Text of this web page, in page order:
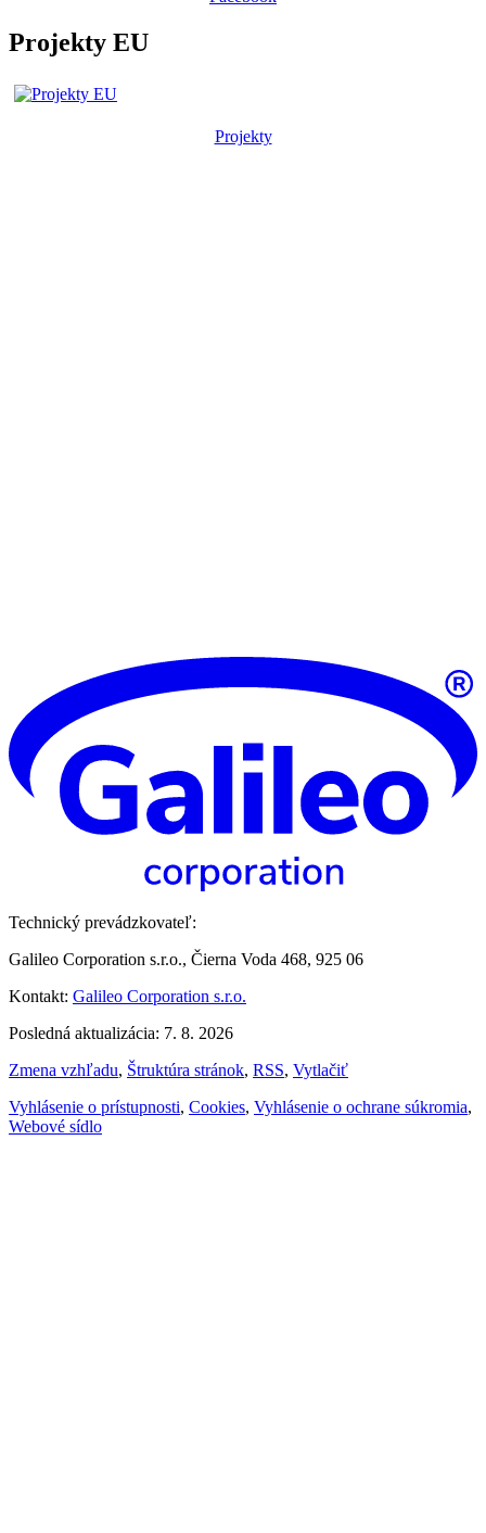
Projekty EU
Projekty
Technický prevádzkovateľ:
Galileo Corporation s.r.o., Čierna Voda 468, 925 06
Kontakt: Galileo Corporation s.r.o.
Posledná aktualizácia: 7. 8. 2026
Zmena vzhľadu, Štruktúra stránok, RSS, Vytlačiť
Vyhlásenie o prístupnosti, Cookies, Vyhlásenie o ochrane súkromia,
Webové sídlo